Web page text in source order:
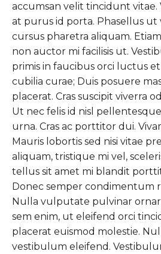
accumsan velit tincidunt
at purus id porta. Phasellus ut
cursus pharetra aliquam.
non auctor mi facilisis ut.
primis in faucibus orci luctus
cubilia curae; Duis posuere
placerat. Cras suscipit viverra
Ut nec felis id nisl
urna. Cras ac porttitor dui.
Mauris lobortis sed nisi vitae
aliquam, tristique mi vel,
tellus sit amet mi blandit
Donec semper condimentum
Nulla vulputate pulvinar
sem enim, ut eleifend orci
placerat euismod molestie.
vestibulum eleifend.